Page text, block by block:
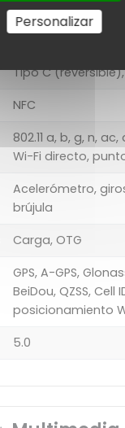
de
Tipo C (reversible),
NFC
802.11 a, b, g, n,
Wi-Fi directo,
Acelerómetro,
brújula
Carga, OTG
GPS, A-GPS,
BeiDou, QZSS, Cell
posicionamiento
5.0
Personalizar